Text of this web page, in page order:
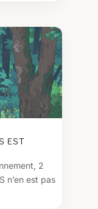
EST
2
n’en est pas